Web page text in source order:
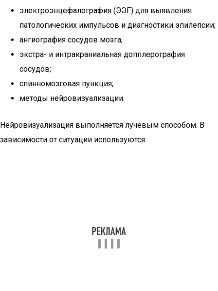
электроэнцефалография (ЭЭГ) для выявления
патологических импульсов и диагностики эпилепсии;
ангиография сосудов мозга;
экстра- и интракраниальная допплерография
сосудов;
спинномозговая пункция;
методы нейровизуализации.
Нейровизуализация выполняется лучевым способом. В
зависимости от ситуации используются: